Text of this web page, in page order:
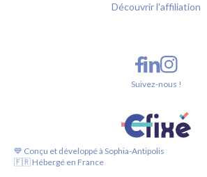
Découvrir l'affiliation
💙 Conçu et développé à Sophia-Antipolis
🇫🇷 Hébergé en France
Suivez-nous !